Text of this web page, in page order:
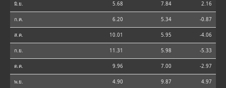
มิ.ย. 5.68 7.84 2.16
ก.ค. 6.20 5.34 -0.87
ส.ค. 10.01 5.95 -4.06
ก.ย. 11.31 5.98 -5.33
ต.ค. 9.96 7.00 -2.97
พ.ย. 4.90 9.87 4.97